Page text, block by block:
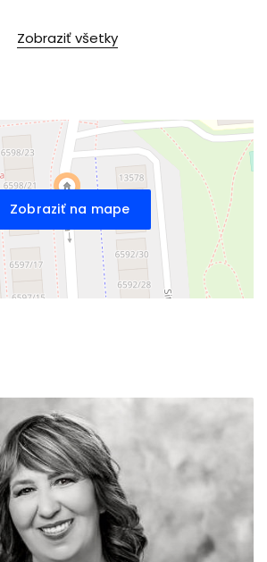
Zobraziť všetky
Zobraziť na mape